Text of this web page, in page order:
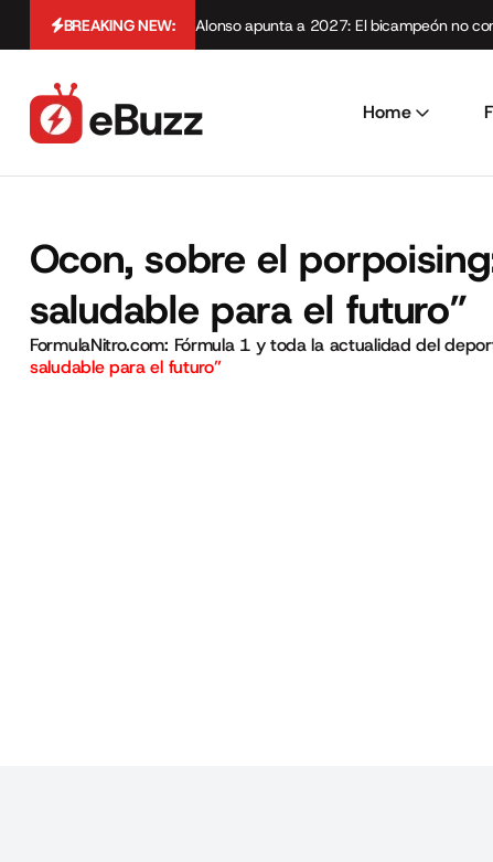
BREAKING NEW: Alonso apunta a 2027: El bicampeón no
Home
Ocon, sobre el
saludable para el futuro”
FormulaNitro.com: Fórmula 1 y toda la actualidad del
saludable para el futuro”